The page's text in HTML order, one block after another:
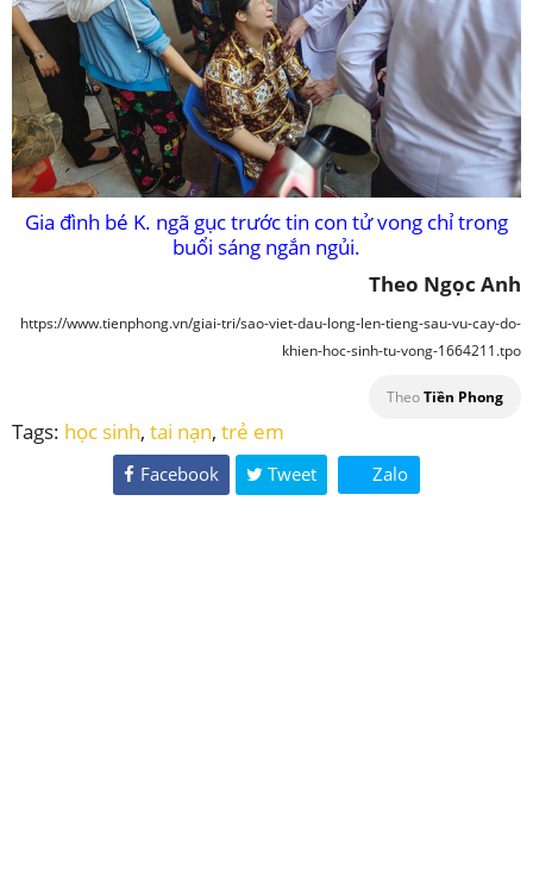
Gia đình bé K. ngã gục trước tin con tử vong chỉ trong
buổi sáng ngắn ngủi.
Theo Ngọc Anh
https://www.tienphong.vn/giai-tri/sao-viet-dau-long-len-tieng-sau-vu-cay-do-
khien-hoc-sinh-tu-vong-1664211.tpo
TheoTiền Phong
Tags: học sinh, tai nạn, trẻ em
Facebook Tweet Zalo